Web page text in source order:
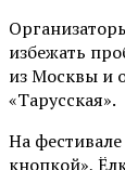
избежать
из Москвы и
«Тарусская».
На
кнопкой»,